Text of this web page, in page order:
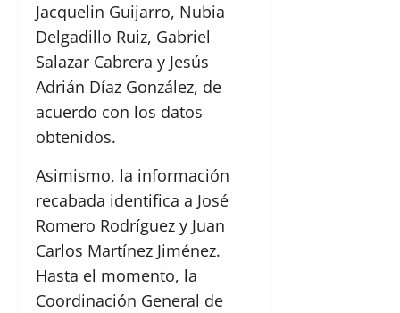
Jacquelin Guijarro, Nubia
Delgadillo Ruiz, Gabriel
Salazar Cabrera y Jesús
Adrián Díaz González, de
acuerdo con los datos
obtenidos.
Asimismo, la información
recabada identifica a José
Romero Rodríguez y Juan
Carlos Martínez Jiménez.
Hasta el momento, la
Coordinación General de